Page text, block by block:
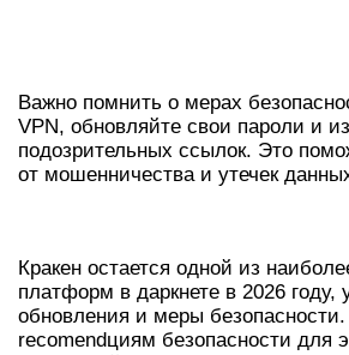
Важно помнить о мерах
VPN, обновляйте свои пароли и
подозрительных ссылок. Это
от мошенничества и утечек
Кракен остается одной из
платформ в даркнете в 2026 году,
обновления и меры
recomendциям безопасности для